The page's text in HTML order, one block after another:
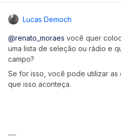
Lucas Democh
@renato_moraes você quer
uma lista de seleção ou rádio e
campo?
Se for isso, você pode utilizar
que isso aconteça.